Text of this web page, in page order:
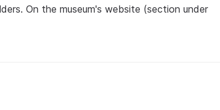
On the museum's website (section under